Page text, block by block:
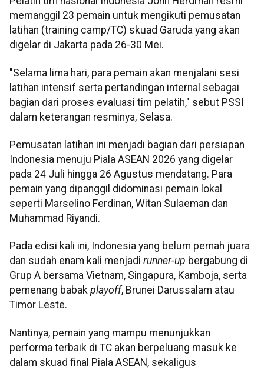
memanggil 23 pemain untuk mengikuti pemusatan
latihan (training camp/TC) skuad Garuda yang akan
digelar di Jakarta pada 26-30 Mei.
"Selama lima hari, para pemain akan menjalani sesi
latihan intensif serta pertandingan internal sebagai
bagian dari proses evaluasi tim pelatih," sebut PSSI
dalam keterangan resminya, Selasa.
Pemusatan latihan ini menjadi bagian dari persiapan
Indonesia menuju Piala ASEAN 2026 yang digelar
pada 24 Juli hingga 26 Agustus mendatang. Para
pemain yang dipanggil didominasi pemain lokal
seperti Marselino Ferdinan, Witan Sulaeman dan
Muhammad Riyandi.
Pada edisi kali ini, Indonesia yang belum pernah juara
dan sudah enam kali menjadi runner-up bergabung di
Grup A bersama Vietnam, Singapura, Kamboja, serta
pemenang babak playoff, Brunei Darussalam atau
Timor Leste.
Nantinya, pemain yang mampu menunjukkan
performa terbaik di TC akan berpeluang masuk ke
dalam skuad final Piala ASEAN, sekaligus